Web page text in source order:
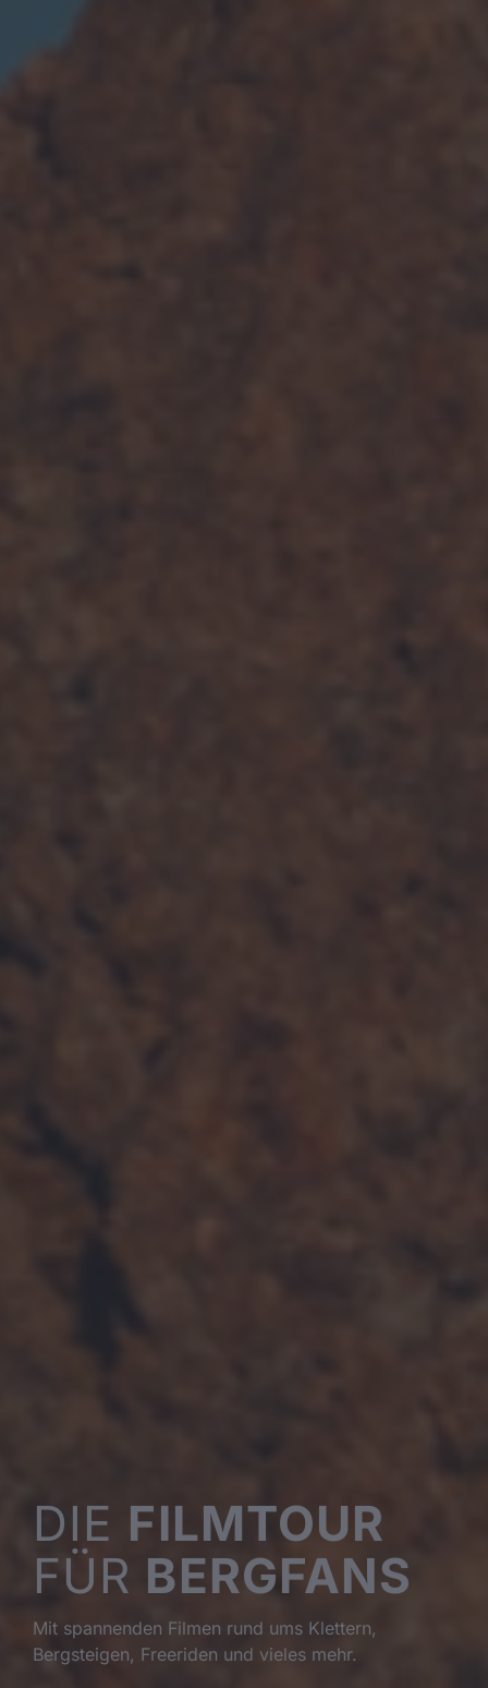
DIE FILMTOUR
FÜR BERGFANS
Mit spannenden Filmen rund ums Klettern,
Bergsteigen, Freeriden und vieles mehr.